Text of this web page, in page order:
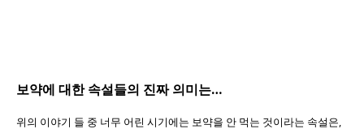
보약에 대한 속설들의 진짜 의미는…
위의 이야기 들 중 너무 어린 시기에는 보약을 안 먹는 것이라는 속설은,